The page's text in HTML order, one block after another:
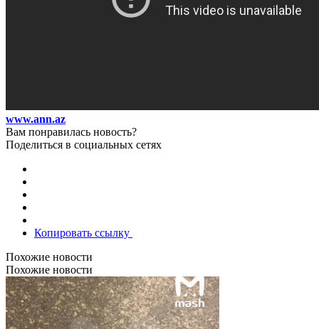
www.ann.az
Вам понравилась новость?
Поделиться в социальных сетях
Копировать ссылку
Похожие новости
Похожие новости